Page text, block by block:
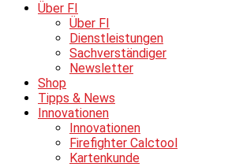
Über FI
Über FI
Dienstleistungen
Sachverständiger
Newsletter
Shop
Tipps & News
Innovationen
Innovationen
Firefighter Calctool
Kartenkunde